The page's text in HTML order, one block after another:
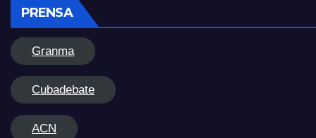
PRENSA
Granma
Cubadebate
ACN